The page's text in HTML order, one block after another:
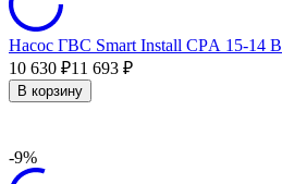
Насос ГВС Smart Install CPА 15-14 B
10 630 ₽11 693 ₽
В корзину
-9%